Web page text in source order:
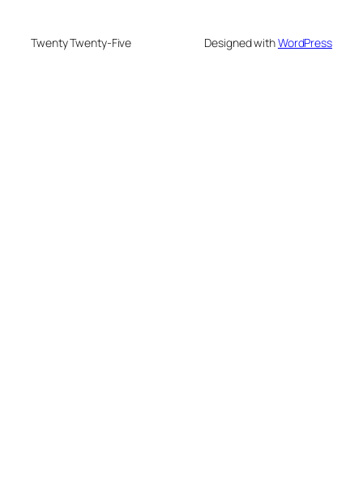
Twenty Twenty-Five Designed withWordPress